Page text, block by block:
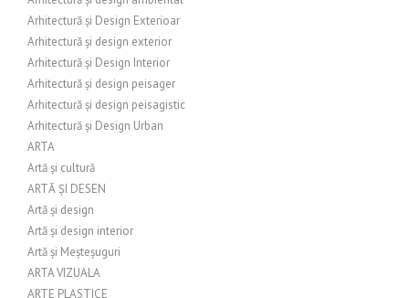
Arhitectură și Design Exterioar
Arhitectură și design exterior
Arhitectură și Design Interior
Arhitectură și design peisager
Arhitectură și design peisagistic
Arhitectură și Design Urban
ARTA
Artă și cultură
ARTĂ ȘI DESEN
Artă și design
Artă și design interior
Artă și Meșteșuguri
ARTA VIZUALA
ARTE PLASTICE